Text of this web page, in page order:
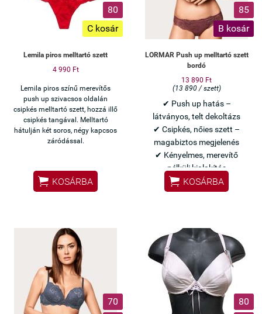
80
C kosár
Lemila piros melltartó szett
4 990 Ft
Lemila piros színű merevítős
push up szivacsos oldalán
csipkés melltartó szett, hozzá illő
csipkés tangával. Melltartó
hátulján két soros, négy kapcsos
záródással.
 KOSÁRBA
85
B kosár
LORMAR Push up melltartó szett
bordó
13 890 Ft
(13 890 / szett)
✔ Push up hatás –
látványos, telt dekoltázs
✔ Csipkés, nőies szett –
magabiztos megjelenés
✔ Kényelmes, merevítő
nélküli kialakítás
Olasz Lormar minőség
 KOSÁRBA
70
80